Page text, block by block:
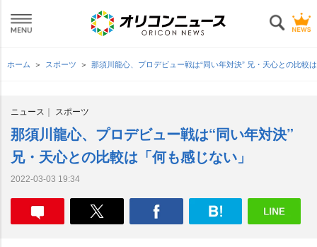
ホーム スポーツ 那須川龍心、プロデビュー戦は“同い年対決” 兄・天心との比較
ニュース スポーツ
那須川龍心、プロデビュー戦は“同い年対決”
兄・天心との比較は「何も感じない」
2022-03-03 19:34